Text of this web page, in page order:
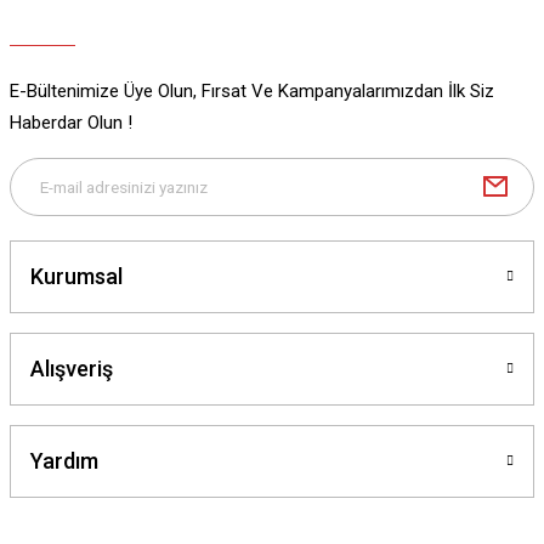
E-Bültenimize Üye Olun, Fırsat Ve Kampanyalarımızdan İlk Siz
Haberdar Olun !
Kurumsal
Alışveriş
Yardım